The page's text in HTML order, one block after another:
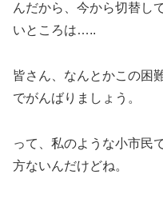
んだから、今から切替し
いところは…..
皆さん、なんとかこの困
でがんばりましょう。
って、私のような小市民
方ないんだけどね。